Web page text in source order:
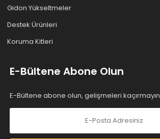
Gidon Yükseltmeler
Destek Ürünleri
Koruma Kitleri
E-Bültene Abone Olun
E-Bültene abone olun, gelişmeleri kaçırmayın